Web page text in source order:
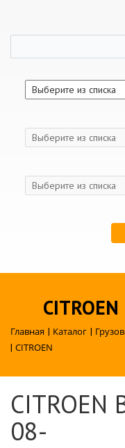
Главная | Каталог |
| CITROEN
CITROEN
08-